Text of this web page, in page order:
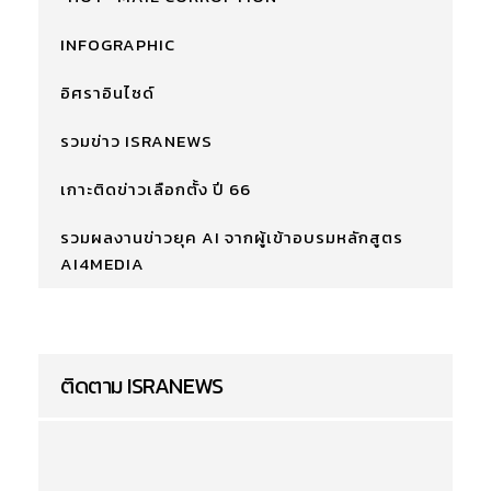
INFOGRAPHIC
อิศราอินไซด์
รวมข่าว ISRANEWS
เกาะติดข่าวเลือกตั้ง ปี 66
รวมผลงานข่าวยุค AI จากผู้เข้าอบรมหลักสูตร
AI4MEDIA
ติดตาม ISRANEWS